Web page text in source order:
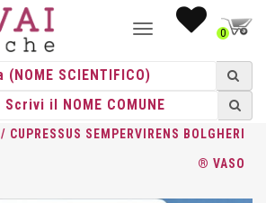
NAVIGAZIONE0
HOME/CONIFERE CONIFERE
/ CUPRESSUS SEMPERVIRENS BOLGHERI
® VASO